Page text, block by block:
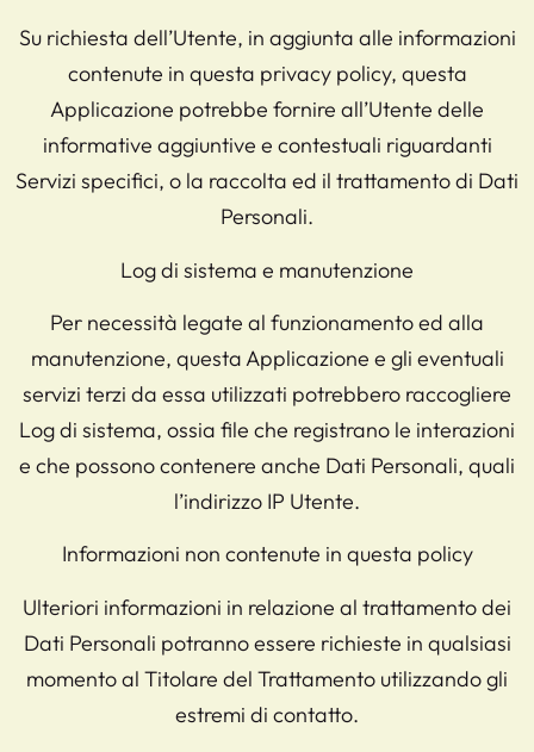
Su richiesta dell’Utente, in aggiunta alle informazioni
contenute in questa privacy policy, questa
Applicazione potrebbe fornire all’Utente delle
informative aggiuntive e contestuali riguardanti
Servizi specifici, o la raccolta ed il trattamento di Dati
Personali.
Log di sistema e manutenzione
Per necessità legate al funzionamento ed alla
manutenzione, questa Applicazione e gli eventuali
servizi terzi da essa utilizzati potrebbero raccogliere
Log di sistema, ossia file che registrano le interazioni
e che possono contenere anche Dati Personali, quali
l’indirizzo IP Utente.
Informazioni non contenute in questa policy
Ulteriori informazioni in relazione al trattamento dei
Dati Personali potranno essere richieste in qualsiasi
momento al Titolare del Trattamento utilizzando gli
estremi di contatto.